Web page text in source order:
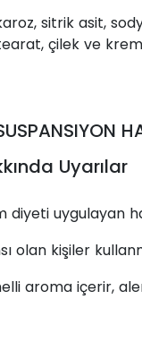
sitrik asit,
çilek ve
Uyarılar
diyeti uygulayan
olan kişiler
aroma içerir,